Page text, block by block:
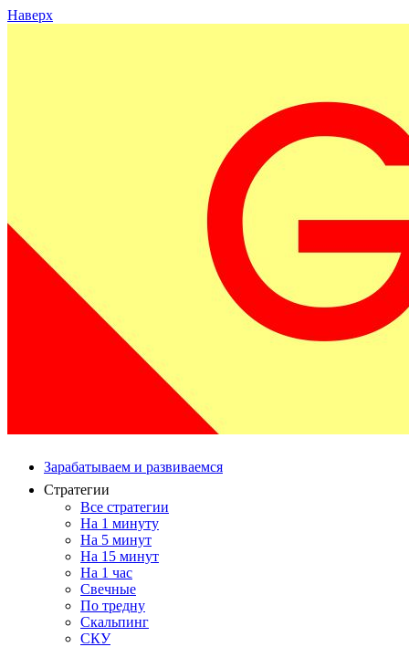
Наверх
Зарабатываем и развиваемся
Стратегии
Все стратегии
На 1 минуту
На 5 минут
На 15 минут
На 1 час
Свечные
По тредну
Скальпинг
СКУ